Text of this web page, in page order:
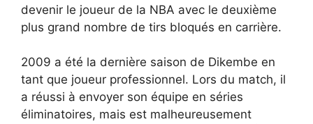
devenir le joueur de la NBA avec le deuxième
plus grand nombre de tirs bloqués en carrière.
2009 a été la dernière saison de Dikembe en
tant que joueur professionnel. Lors du match, il
a réussi à envoyer son équipe en séries
éliminatoires, mais est malheureusement